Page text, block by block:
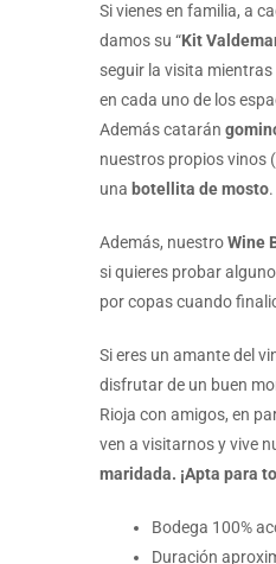
Si vienes en familia, a
damos su “Kit
seguir la visita
en cada uno de los
Además catarán
nuestros propios vinos
una botellita de mosto.
Además, nuestroWine
si quieres probar
por copas cuando
Si eres un amante del
disfrutar de un buen
Rioja con amigos, en
ven a visitarnos y vive
maridada. ¡Apta para
Bodega 100%
Duración